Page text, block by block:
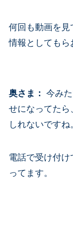
何回も動画を見
情報としてもら
奥さま ： 今み
せになってたら
しれないですね
電話で受け付
ってます。